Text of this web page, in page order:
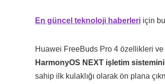
En güncel teknoloji haberleri için
Huawei FreeBuds Pro 4 özellikleri ve
HarmonyOS NEXT işletim sistemini
sahip ilk kulaklığı olarak ön plana